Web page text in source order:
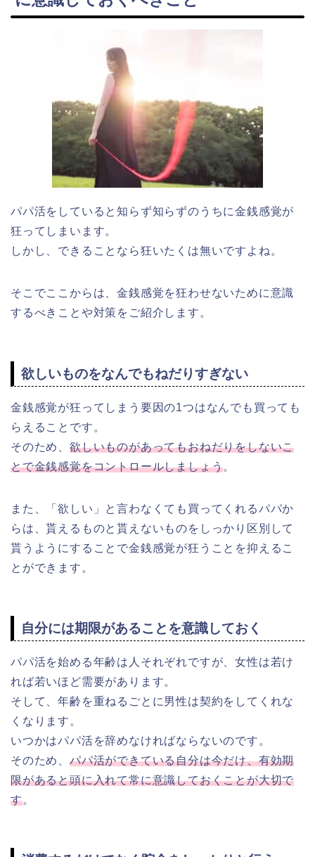
パパ活をしていると知らず知らずのうちに金銭感覚が
狂ってしまいます。
しかし、できることなら狂いたくは無いですよね。
そこでここからは、金銭感覚を狂わせないために意識
するべきことや対策をご紹介します。
欲しいものをなんでもねだりすぎない
金銭感覚が狂ってしまう要因の1つはなんでも買っても
らえることです。
そのため、 欲しいものがあってもおねだりをしないこ
とで金銭感覚をコントロールしましょう。
また、「欲しい」と言わなくても買ってくれるパパか
らは、貰えるものと貰えないものをしっかり区別して
貰うようにすることで金銭感覚が狂うことを抑えるこ
とができます。
自分には期限があることを意識しておく
パパ活を始める年齢は人それぞれですが、女性は若け
れば若いほど需要があります。
そして、年齢を重ねるごとに男性は契約をしてくれな
くなります。
いつかはパパ活を辞めなければならないのです。
そのため、 パパ活ができている自分は今だけ、有効期
限があると頭に入れて常に意識しておくことが大切で
す。